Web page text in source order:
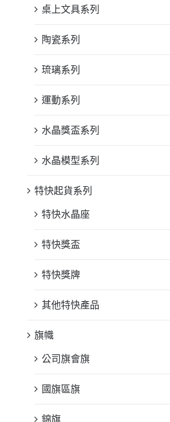
桌上文具系列
陶瓷系列
琉璃系列
運動系列
水晶獎盃系列
水晶模型系列
特快起貨系列
特快水晶座
特快獎盃
特快獎牌
其他特快產品
旗幟
公司旗會旗
國旗區旗
錦旗